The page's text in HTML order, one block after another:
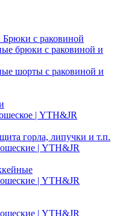
с раковиной
брюки с раковиной и
шорты с раковиной и
| YTH&JR
горла, липучки и т.п.
| YTH&JR
| YTH&JR
| YTH&JR